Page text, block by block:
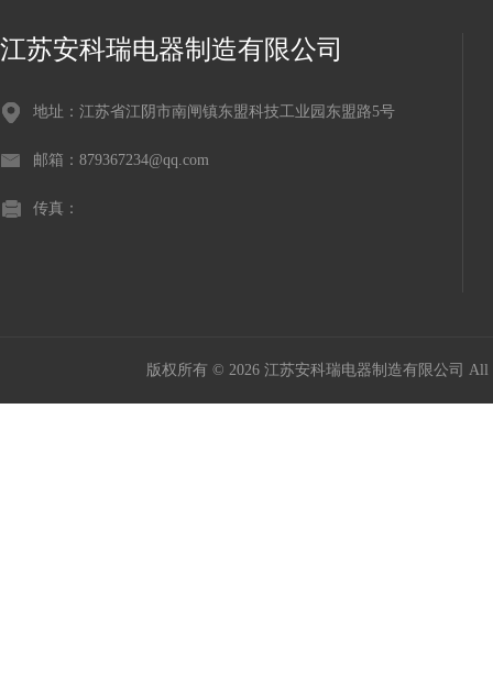
江苏安科瑞电器制造有限公司
地址：江苏省江阴市南闸镇东盟科技工业园东盟路5号
邮箱：879367234@qq.com
传真：
版权所有 © 2026 江苏安科瑞电器制造有限公司